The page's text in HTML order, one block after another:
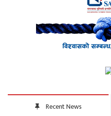
Recent News